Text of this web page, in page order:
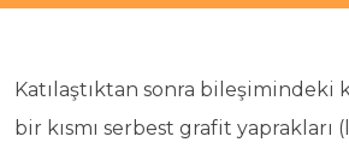
Katılaştıktan sonra
bir kısmı serbest grafit yaprakları